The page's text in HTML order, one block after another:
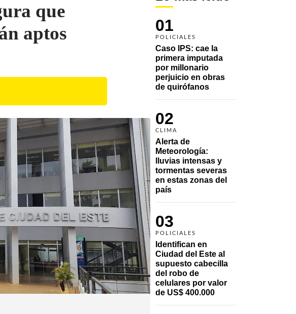
01
POLICIALES
Caso IPS: cae la
primera imputada
por millonario
perjuicio en obras
de quirófanos
02
CLIMA
Alerta de
Meteorología:
lluvias intensas y
tormentas severas
en estas zonas del
país
03
POLICIALES
Identifican en
Ciudad del Este al
supuesto cabecilla
del robo de
celulares por valor
de US$ 400.000
que
aptos